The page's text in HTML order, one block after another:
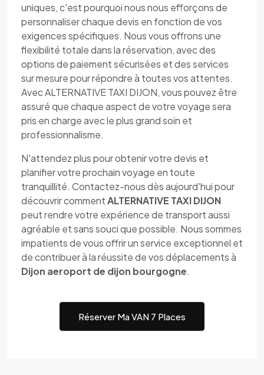
uniques, c'est pourquoi nous nous efforçons de
personnaliser chaque devis en fonction de vos
exigences spécifiques. Nous vous offrons une
flexibilité totale dans la réservation, avec des
options de paiement sécurisées et des services
sur mesure pour répondre à toutes vos attentes.
Avec ALTERNATIVE TAXI DIJON, vous pouvez être
assuré que chaque aspect de votre voyage sera
pris en charge avec le plus grand soin et
professionnalisme.
N'attendez plus pour obtenir votre devis et
planifier votre prochain voyage en toute
tranquillité. Contactez-nous dès aujourd'hui pour
découvrir commentALTERNATIVE TAXI DIJON
peut rendre votre expérience de transport aussi
agréable et sans souci que possible. Nous sommes
impatients de vous offrir un service exceptionnel et
de contribuer à la réussite de vos déplacements à
Dijon aeroport de dijon bourgogne.
Réserver Ma VAN 7 Places